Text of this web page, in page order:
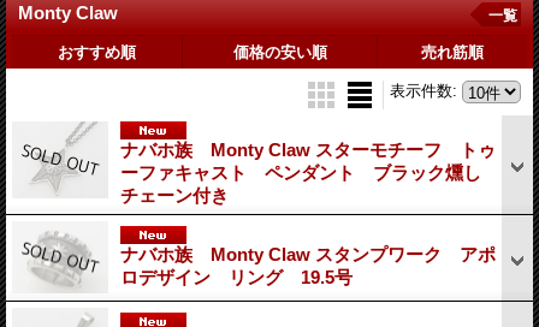
Monty Claw 一覧
おすすめ順 価格の安い順 売れ筋順
表示件数:
ナバホ族 Monty Claw スターモチーフ トゥ
ーファキャスト ペンダント ブラック燻し
チェーン付き
ナバホ族 Monty Claw スタンプワーク アポ
ロデザイン リング 19.5号